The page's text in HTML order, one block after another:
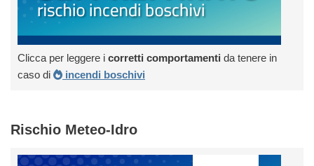
Clicca per leggere i corretti comportamenti da tenere in
caso di
incendi boschivi
Rischio Meteo-Idro